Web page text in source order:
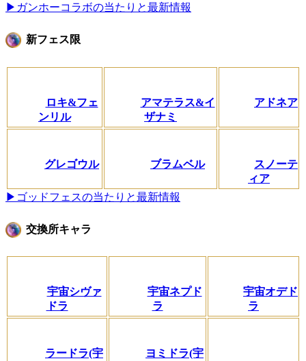
▶ガンホーコラボの当たりと最新情報
新フェス限
ロキ&フェ
ンリル
アマテラス&イ
ザナミ
アドネア
グレゴウル ブラムベル
スノーテ
ィア
▶ゴッドフェスの当たりと最新情報
交換所キャラ
宇宙シヴァ
ドラ
宇宙ネプド
ラ
宇宙オデド
ラ
ラードラ(宇
ヨミドラ(宇